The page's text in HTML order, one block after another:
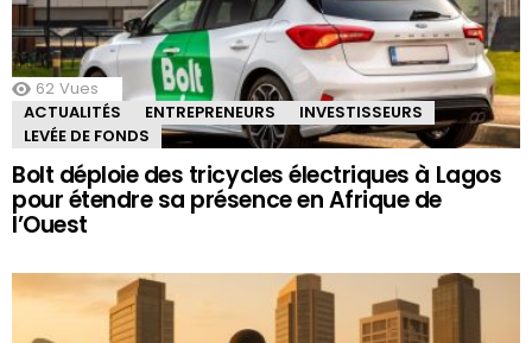
62 Vues
ACTUALITÉS
ENTREPRENEURS
INVESTISSEURS
LEVÉE DE FONDS
Bolt déploie des tricycles électriques à Lagos
pour étendre sa présence en Afrique de
l’Ouest